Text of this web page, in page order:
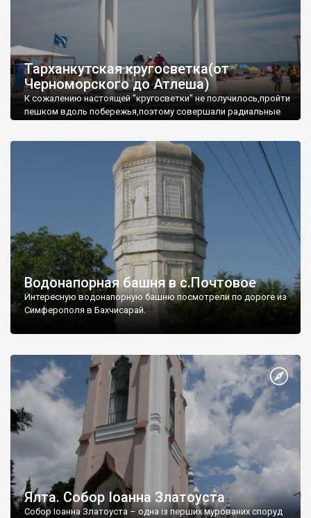
Тарханкутская кругосветка(от
Черноморского до Атлеша)
К сожалению настоящей "кругосветки" не получилось,пройти
пешком вдоль побережья,поэтому совершали радиальные
Водонапорная башня в с.Почтовое
Интересную водонапорную башню посмотрели по дороге из
Симферополя в Бахчисарай.
Ялта. Собор Іоанна Златоуста
Собор Іоанна Златоуста – одна із перших мурованих споруд